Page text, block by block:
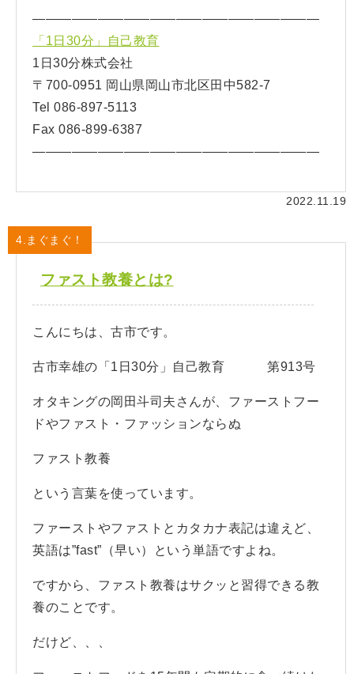
——————————————————————
「1日30分」自己教育
1日30分株式会社
〒700-0951 岡山県岡山市北区田中582-7
Tel 086-897-5113
Fax 086-899-6387
——————————————————————
2022.11.19
4.まぐまぐ！
ファスト教養とは?
こんにちは、古市です。
古市幸雄の「1日30分」自己教育 第913号
オタキングの岡田斗司夫さんが、ファーストフー
ドやファスト・ファッションならぬ
ファスト教養
という言葉を使っています。
ファーストやファストとカタカナ表記は違えど、
英語は”fast”（早い）という単語ですよね。
ですから、ファスト教養はサクッと習得できる教
養のことです。
だけど、、、